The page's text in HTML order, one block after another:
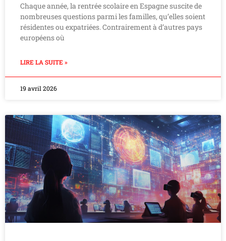
Chaque année, la rentrée scolaire en Espagne suscite de
nombreuses questions parmi les familles, qu’elles soient
résidentes ou expatriées. Contrairement à d’autres pays
européens où
LIRE LA SUITE »
19 avril 2026